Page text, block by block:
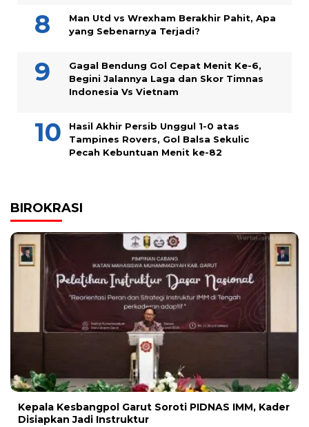
Man Utd vs Wrexham Berakhir Pahit, Apa
yang Sebenarnya Terjadi?
Gagal Bendung Gol Cepat Menit Ke-6,
Begini Jalannya Laga dan Skor Timnas
Indonesia Vs Vietnam
Hasil Akhir Persib Unggul 1-0 atas
Tampines Rovers, Gol Balsa Sekulic
Pecah Kebuntuan Menit ke-82
BIROKRASI
Kepala Kesbangpol Garut Soroti PIDNAS IMM, Kader
Disiapkan Jadi Instruktur